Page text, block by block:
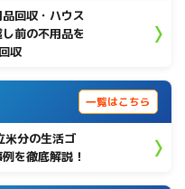
回収・ハウス
前の不用品を
収
一覧はこちら
分の生活ゴ
を徹底解説！